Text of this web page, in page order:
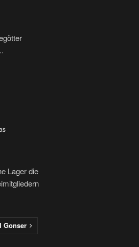
Lager die
Gonser